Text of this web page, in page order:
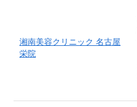
湘南美容クリニック 名古屋
栄院